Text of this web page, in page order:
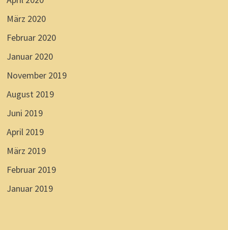
März 2020
Februar 2020
Januar 2020
November 2019
August 2019
Juni 2019
April 2019
März 2019
Februar 2019
Januar 2019